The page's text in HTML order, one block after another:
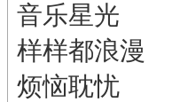
音乐星光
样样都浪漫
烦恼耽忧